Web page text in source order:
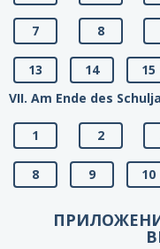
7 8
13 14 15
VII. Am Ende des
1 2
8 9 10